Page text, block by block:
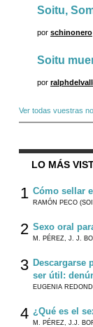
Soitu,
por schinonero
Soitu
por
Ver todas vuestras
LO MÁS
1 Cómo sellar
RAMÓN PECO
2 Sexo oral
M. PÉREZ, J. J.
3 Descargarse
ser útil:
EUGENIA
4 ¿Qué es el
M. PÉREZ, J.J.